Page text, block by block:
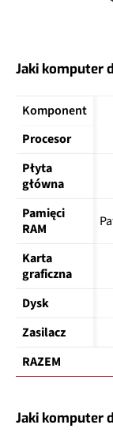
Jaki komputer
Komponent
Procesor
Płyta
główna
Pamięci
RAM
Karta
graficzna
Dysk
Zasilacz
RAZEM
Jaki komputer